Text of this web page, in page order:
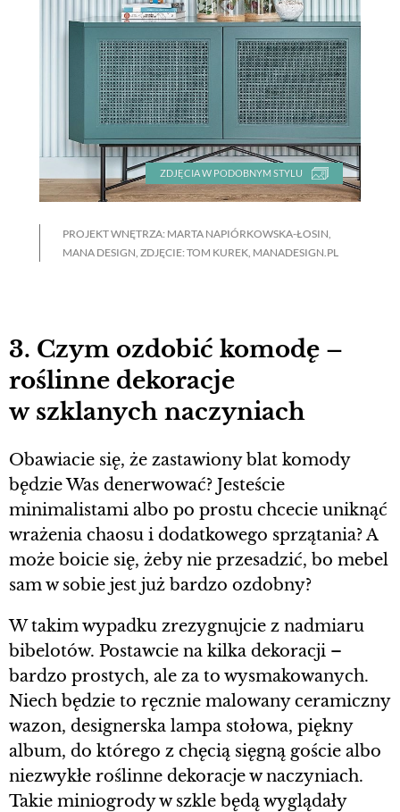
ZDJĘCIA W PODOBNYM STYLU
PROJEKT WNĘTRZA: MARTA NAPIÓRKOWSKA-ŁOSIN,
MANA DESIGN, ZDJĘCIE: TOM KUREK, MANADESIGN.PL
3. Czym ozdobić komodę –
roślinne dekoracje
w szklanych naczyniach
Obawiacie się, że zastawiony blat komody
będzie Was denerwować? Jesteście
minimalistami albo po prostu chcecie uniknąć
wrażenia chaosu i dodatkowego sprzątania? A
może boicie się, żeby nie przesadzić, bo mebel
sam w sobie jest już bardzo ozdobny?
W takim wypadku zrezygnujcie z nadmiaru
bibelotów. Postawcie na kilka dekoracji –
bardzo prostych, ale za to wysmakowanych.
Niech będzie to ręcznie malowany ceramiczny
wazon, designerska lampa stołowa, piękny
album, do którego z chęcią sięgną goście albo
niezwykłe roślinne dekoracje w naczyniach.
Takie miniogrody w szkle będą wyglądały